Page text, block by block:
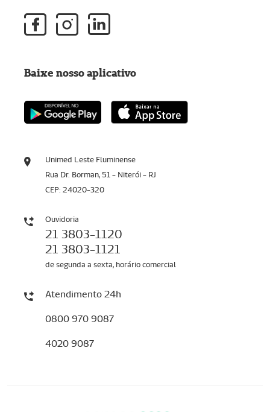
Unimed Leste Fluminense
Rua Dr. Borman, 51 - Niterói - RJ
CEP: 24020-320
Ouvidoria
21 3803-1120
21 3803-1121
de segunda a sexta, horário comercial
Atendimento 24h
0800 970 9087
4020 9087
Baixe nosso aplicativo